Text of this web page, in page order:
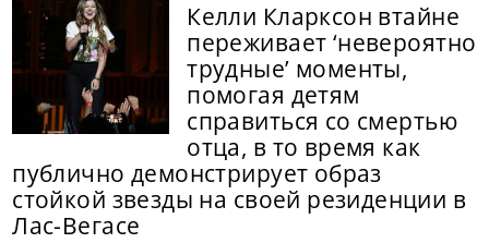
Келли Кларксон втайне
переживает ‘невероятно
трудные’ моменты,
помогая детям
справиться со смертью
отца, в то время как
публично демонстрирует образ
стойкой звезды на своей резиденции в
Лас-Вегасе